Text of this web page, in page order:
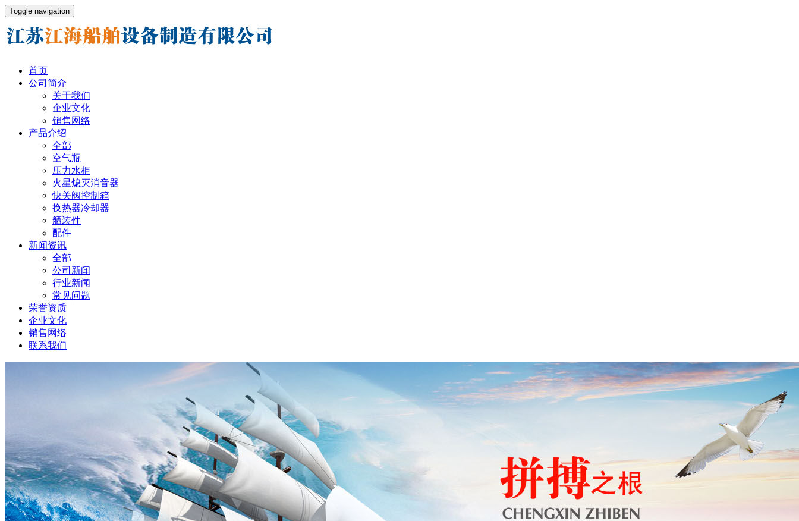
Toggle navigation
首页
公司简介
关于我们
企业文化
销售网络
产品介绍
全部
空气瓶
压力水柜
火星熄灭消音器
快关阀控制箱
换热器冷却器
舾装件
配件
新闻资讯
全部
公司新闻
行业新闻
常见问题
荣誉资质
企业文化
销售网络
联系我们